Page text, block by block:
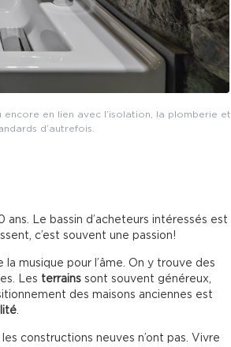
en lien avec l’isolation, la plomberie et
d’autrefois.
Le bassin d’acheteurs intéressés est
c’est souvent une passion!
la musique pour l’âme. On y trouve des
Les terrains sont souvent généreux,
des maisons anciennes est
les constructions neuves n’ont pas. Vivre